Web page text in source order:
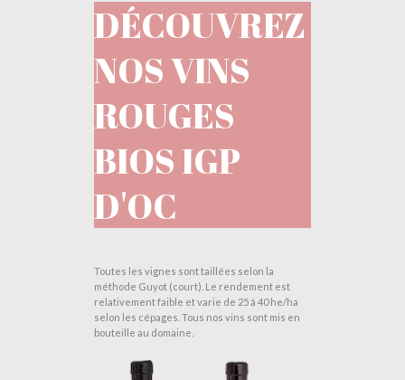
DÉCOUVREZ
NOS VINS
ROUGES
BIOS IGP
D'OC
Toutes les vignes sont taillées selon la
méthode Guyot (court). Le rendement est
relativement faible et varie de 25 à 40 he/ha
selon les cépages. Tous nos vins sont mis en
bouteille au domaine.